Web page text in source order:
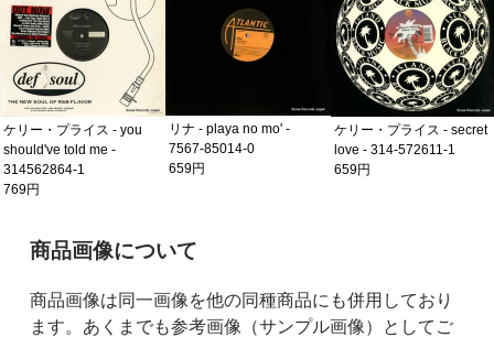
ケリー・プライス - you
should've told me -
314562864-1
769円
リナ - playa no mo' -
7567-85014-0
659円
ケリー・プライス - secret
love - 314-572611-1
659円
ご購入前の注意事項
商品画像について
商品画像は同一画像を他の同種商品にも併用しており
ます。あくまでも参考画像（サンプル画像）としてご